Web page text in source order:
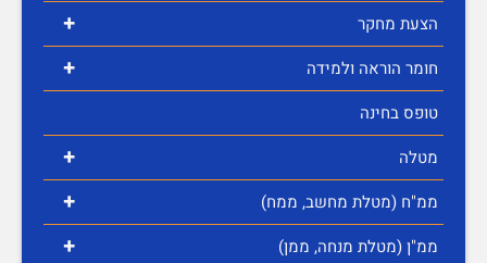
+ הצעת מחקר
+
חומר הוראה ולמידה
טופס בחינה
+ מטלה
+ ממ"ח (מטלת מחשב, ממח)
+
ממ"ן (מטלת מנחה, ממן)